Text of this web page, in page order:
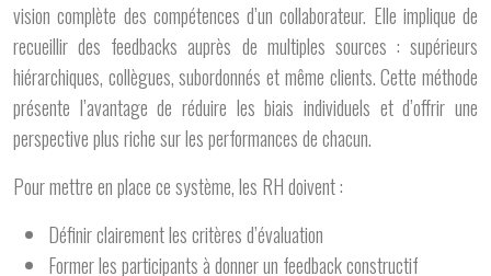
vision complète des compétences d’un collaborateur. Elle implique de
recueillir des feedbacks auprès de multiples sources : supérieurs
hiérarchiques, collègues, subordonnés et même clients. Cette méthode
présente l’avantage de réduire les biais individuels et d’offrir une
perspective plus riche sur les performances de chacun.
Pour mettre en place ce système, les RH doivent :
Définir clairement les critères d’évaluation
Former les participants à donner un feedback constructif